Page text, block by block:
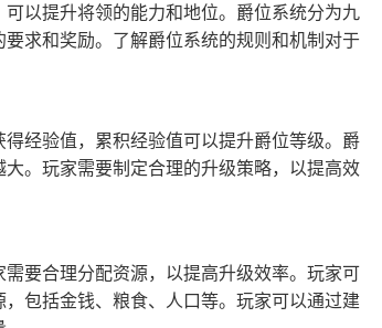
以提升将领的能力和地位。爵位系统分为九
求和奖励。了解爵位系统的规则和机制对于
经验值，累积经验值可以提升爵位等级。爵
。玩家需要制定合理的升级策略，以提高效
要合理分配资源，以提高升级效率。玩家可
包括金钱、粮食、人口等。玩家可以通过建